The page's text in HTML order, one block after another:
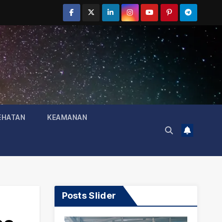
KEAMANAN
Posts Slider